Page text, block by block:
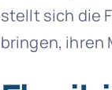
stellt sich die
bringen, ihren